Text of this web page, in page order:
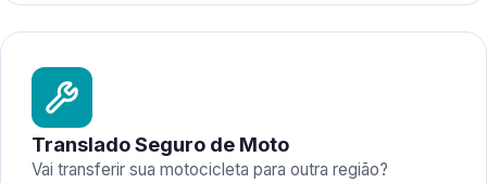
Translado Seguro de Moto
Vai transferir sua motocicleta para outra região?